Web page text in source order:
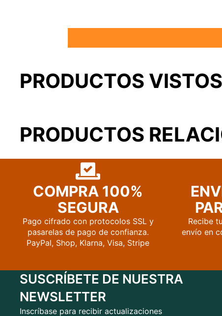
PRODUCTOS
PRODUCTOS
COMPRA 100%
SEGURA
Pago cifrado con protocolos SSL y
pasarelas de pago de confianza.
PayPal, Shop, Klarna, Visa, Stripe
Recibe
envío en
SUSCRÍBETE DE NUESTRA
NEWSLETTER
Inscríbase para recibir actualizaciones